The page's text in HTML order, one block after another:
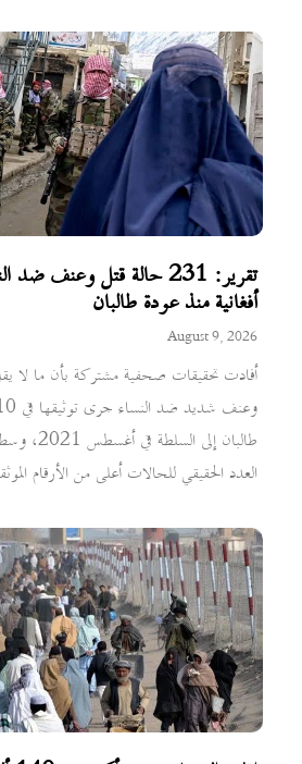
أفغانية منذ عودة طالبان
August 9, 2026
طالبان
العدد الحقيقي للحالات أعلى من الأرقام